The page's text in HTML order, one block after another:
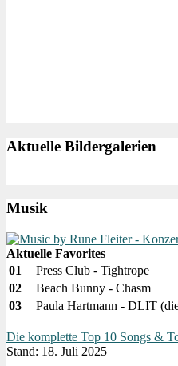
Aktuelle Bildergalerien
Musik
Aktuelle Favorites
01
Press Club - Tightrope
02
Beach Bunny - Chasm
03
Paula Hartmann - DLIT
Die komplette Top 10 Songs &
Stand: 18. Juli 2025